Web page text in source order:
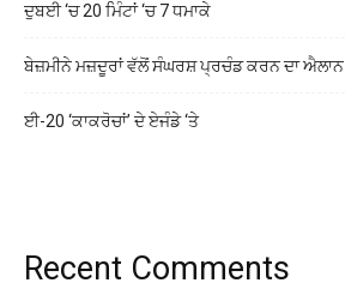
ਦੁਬਈ ‘ਚ 20 ਮਿੰਟਾਂ ‘ਚ 7 ਧਮਾਕੇ
ਬੇਜ਼ਮੀਨੇ ਮਜ਼ਦੂਰਾਂ ਵੱਲੋਂ ਸੰਘਰਸ਼ ਪ੍ਰਚੰਡ ਕਰਨ ਦਾ ਐਲਾਨ
ਈ-20 ‘ਕਾਕਰੋਚਾਂ’ ਦੇ ਏਜੰਡੇ ‘ਤੇ
Recent Comments